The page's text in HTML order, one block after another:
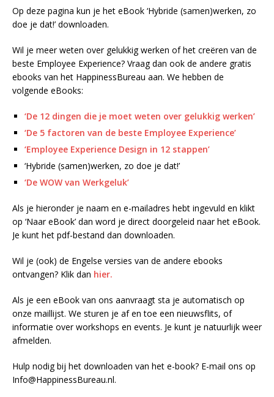
Op deze pagina kun je het eBook ‘Hybride (samen)werken, zo
doe je dat!’ downloaden.
Wil je meer weten over gelukkig werken of het creëren van de
beste Employee Experience? Vraag dan ook de andere gratis
ebooks van het HappinessBureau aan. We hebben de
volgende eBooks:
‘De 12 dingen die je moet weten over gelukkig werken’
‘De 5 factoren van de beste Employee Experience’
‘Employee Experience Design in 12 stappen’
‘Hybride (samen)werken, zo doe je dat!’
‘De WOW van Werkgeluk’
Als je hieronder je naam en e-mailadres hebt ingevuld en klikt
op ‘Naar eBook’ dan word je direct doorgeleid naar het eBook.
Je kunt het pdf-bestand dan downloaden.
Wil je (ook) de Engelse versies van de andere ebooks
ontvangen? Klik dan hier.
Als je een eBook van ons aanvraagt sta je automatisch op
onze maillijst. We sturen je af en toe een nieuwsflits, of
informatie over workshops en events. Je kunt je natuurlijk weer
afmelden.
Hulp nodig bij het downloaden van het e-book? E-mail ons op
Info@HappinessBureau.nl.